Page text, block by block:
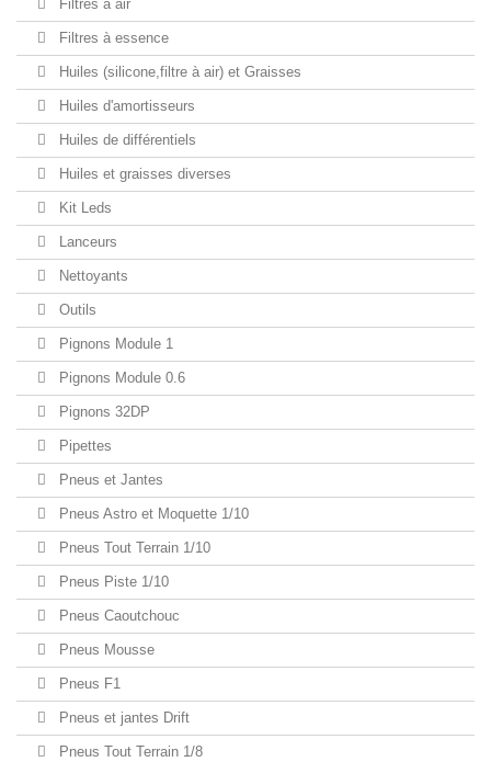
Filtres à air
Filtres à essence
Huiles (silicone,filtre à air) et Graisses
Huiles d'amortisseurs
Huiles de différentiels
Huiles et graisses diverses
Kit Leds
Lanceurs
Nettoyants
Outils
Pignons Module 1
Pignons Module 0.6
Pignons 32DP
Pipettes
Pneus et Jantes
Pneus Astro et Moquette 1/10
Pneus Tout Terrain 1/10
Pneus Piste 1/10
Pneus Caoutchouc
Pneus Mousse
Pneus F1
Pneus et jantes Drift
Pneus Tout Terrain 1/8